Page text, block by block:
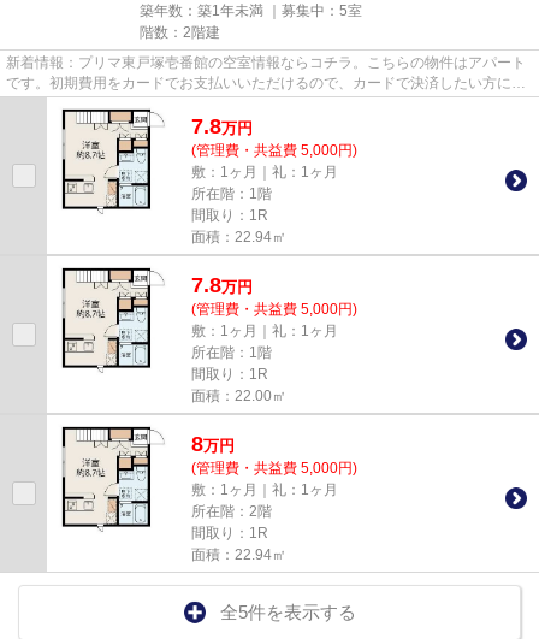
築年数：築1年未満 ｜募集中： 5室
階数：2階建
新着情報：プリマ東戸塚壱番館の空室情報ならコチラ。こちらの物件はアパート
です。初期費用をカードでお支払いいただけるので、カードで決済したい方にも
7.8万円
(管理費・共益費 5,000円)
敷：1ヶ月｜礼：1ヶ月
所在階：1階
間取り：1R
面積：22.94㎡
7.8万円
(管理費・共益費 5,000円)
敷：1ヶ月｜礼：1ヶ月
所在階：1階
間取り：1R
面積：22.00㎡
8万円
(管理費・共益費 5,000円)
敷：1ヶ月｜礼：1ヶ月
所在階：2階
間取り：1R
面積：22.94㎡
全5件を表示する